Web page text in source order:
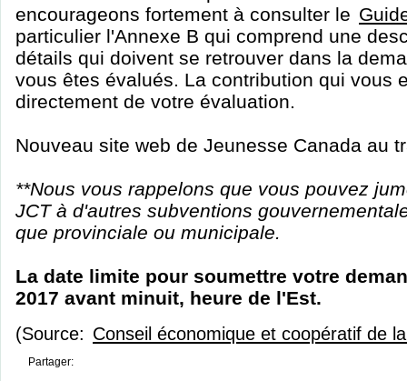
encourageons fortement à consulter le
particulier l'Annexe B qui comprend une
détails qui doivent se retrouver dans la
vous êtes évalués. La contribution qui vous
directement de votre évaluation.
Nouveau site web de Jeunesse Canada au
**Nous vous rappelons que vous pouvez
JCT à d'autres subventions
que provinciale ou municipale.
La date limite pour soumettre votre
2017 avant minuit, heure de l'Est.
(Source: Conseil économique et coopératif de
Partager: